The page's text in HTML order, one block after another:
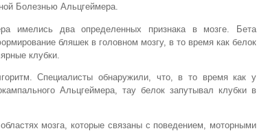
Болезнью Альцгеймера.
имелись два определенных признака в мозге. Бета
бляшек в головном мозгу, в то время как белок
клубки.
Специалисты обнаружили, что, в то время как у
Альцгеймера, тау белок запутывал клубки в
мозга, которые связаны с поведением, моторными